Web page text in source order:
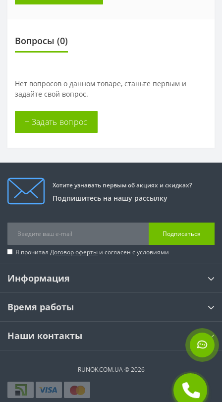
Вопросы (0)
Нет вопросов о данном товаре, станьте первым и
задайте свой вопрос.
+ Задать вопрос
Хотите узнавать первым об акциях и скидках?
Подпишитесь на нашу рассылку
Подписаться
Я прочитал Договор оферты и согласен с условиями
Информация
Время работы
Наши контакты
RUNOK.COM.UA © 2026